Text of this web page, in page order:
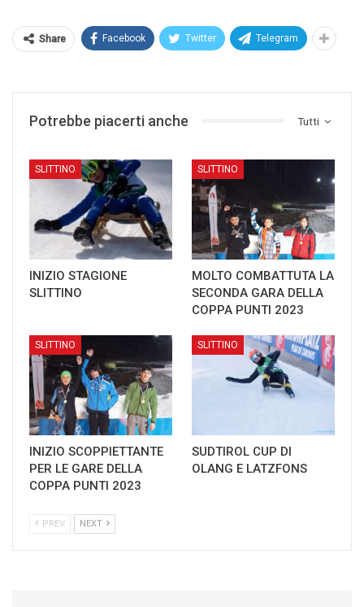
Share Facebook Twitter Telegram
Tutti
Potrebbe piacerti anche
SLITTINO
INIZIO STAGIONE
SLITTINO
SLITTINO
MOLTO COMBATTUTA LA
SECONDA GARA DELLA
COPPA PUNTI 2023
SLITTINO
INIZIO SCOPPIETTANTE
PER LE GARE DELLA
COPPA PUNTI 2023
SLITTINO
SUDTIROL CUP DI
OLANG E LATZFONS
PREV NEXT